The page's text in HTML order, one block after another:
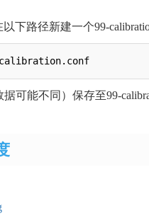
下路径新建一个99-
可能不同）保存至99-